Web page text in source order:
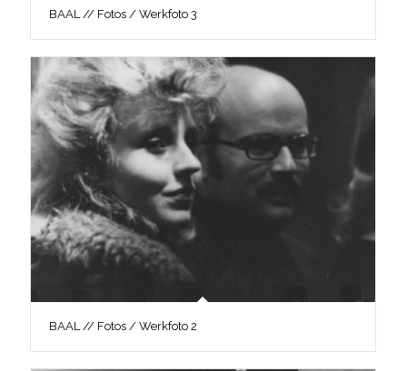
BAAL // Fotos / Werkfoto 3
BAAL // Fotos / Werkfoto 2